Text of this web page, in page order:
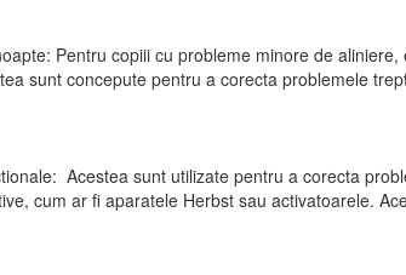
Pentru copiii cu probleme minore de
sunt concepute pentru a corecta problemele
Acestea sunt utilizate pentru a corecta
cum ar fi aparatele Herbst sau activatoarele.